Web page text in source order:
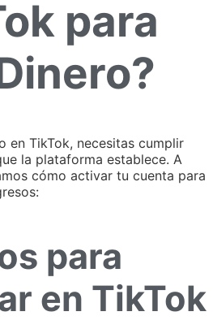
para
en TikTok, necesitas cumplir
la plataforma establece. A
cómo activar tu cuenta para
para
en TikTok